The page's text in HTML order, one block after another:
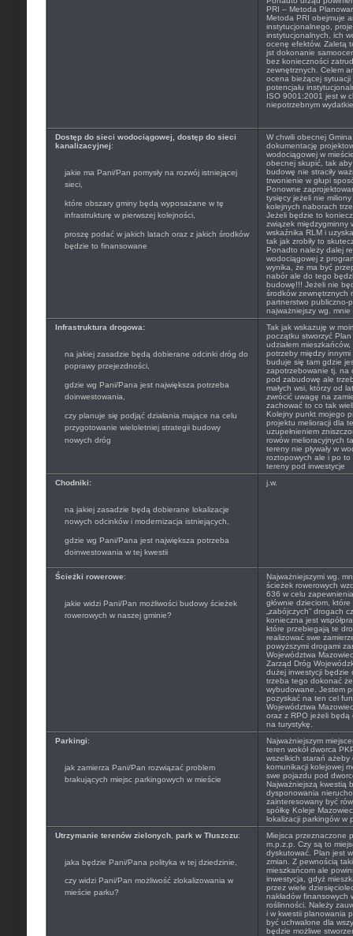
PRI – Metoda
Metoda PRI obejmuje
instytucjonalnego,
instytucjonalnych, ich
ocenę efektów. Zaletą
jst dokonanie
bez konieczności
zewnętrznych. Celem
ocena bieżącej
potencjału
ISO 9001:2001 jest w
niepotrzebnym
Dostęp do sieci wodociągowej, dostęp do sieci
kanalizacyjnej:
jakie ma Pani/Pan pomysły na rozwój istniejącej
sieci,
które obszary gminy będą wyposażane w tę
infrastrukturę w pierwszej kolejności,
proszę podać w jakich latach oraz z jakich środków
będzie to finansowane
W chwili obecnej
dokumentację
wodociągowej w
obecnej skupić, tak
budowę nie straciły
trwonienie w głupi
Ponowne
tysięcy jeżeli nie
kolejnych naborach
Jeżeli będzie to
związek międzygminny
wskaźnika RLM i
tak jak zrobiły to
Ponadto należy dalej
wodociągowej z
wynika, że ma być
nabór ale do tego
budowę!!! Jeżeli nie
środków zewnętrznych
partnerstwo publiczno-
najważniejszy wg. mnie
Infrastruktura drogowa:
na jakiej zasadzie będą dobierane odcinki dróg do
poprawy przejezdności,
gdzie wg Pani/Pana jest największa potrzeba
doinwestowania,
czy planuje się podjąć działania mające na celu
przygotowanie wieloletniej strategii budowy
nowych dróg
Tak jak wskazuję w
początku stworzyć
udziałem
potrzeby między
buduje się tam gdzie
zapotrzebowanie tj. na
pod zabudowę ale
małych wsi, którzy od
zwrócić uwagę na
zachować to co tak
Kolejny punkt mojego
projektu melioracji dla
uzupełnieniem
rowów melioracyjnych
tereny nie pływały w
roztopowych ale i po
tereny pod inwestycje
Chodniki:
na jakiej zasadzie będą dobierane lokalizacje
nowych odcinków i modernizacja istniejących,
gdzie wg Pani/Pana jest największa potrzeba
doinwestowania w tej kwestii
j.w.
Ścieżki rowerowe:
jakie widzi Pani/Pan możliwości budowy ścieżek
rowerowych w naszej gminie?
Najważniejszymi wg.
ścieżek rowerowych
636 w celu
głównie dzieciom,
„zabójczych” drogach
konieczna jest
które przebiegają te
realizować swe
powyższymi drogami
Województwa
Zarząd Dróg
dużej inwestycji będzie
trzeba tego dokonać
wybudowane. Jestem
pozyskać na ten cel
Województwa
oraz z RPO jeżeli będą
na turystykę.
Parkingi:
jak zamierza Pani/Pan rozwiązać problem
brakujących miejsc parkingowych w mieście
Najważniejszym
teren wokół dworca
wszelkich starań ażeby
komunikacji kolejowej
swe pojazdu pod
Najważniejszą kwestią
dysponowania
zainteresowany być
spółkę Koleje
lokalizacji parkingów w
Utrzymanie terenów zielonych, park w Tłuszczu:
jaka będzie Pani/Pana polityka w tej dziedzinie,
czy widzi Pani/Pan możliwość zlokalizowania w
mieście parku?
Miejsca przeznaczone
m.p.z.p. Czy są to
dyskutować. Plan jest
zmian. Z pewnością
mieszkańcom ale
inwestycja, gdyż
przez wiele
nakładów finansowych
roślinności. Należy
i w kwestii planowania
być uchwalone dla
będzie możliwe